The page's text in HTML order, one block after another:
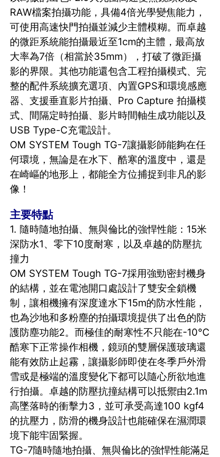
RAW檔案拍攝功能，具備4倍光學變焦能力，
可使用高速快門拍攝並減少主體模糊。而卓越
的微距系統能拍攝最近至1cm的主體，最高放
大率為7倍（相當於35mm），打破了微距攝
影的界限。其他功能還包含工程拍攝模式、完
整的配件系統擴充選項、內置GPS和環境感應
器、支援垂直影片拍攝、Pro Capture 拍攝模
式、間隔定時拍攝、影片時間軸生成功能以及
USB Type-C充電設計。
OM SYSTEM Tough TG-7讓攝影師能夠在任
何環境，無論是在水下、酷寒的溫度中，還是
在崎嶇的地形上，都能全方位捕捉到非凡的影
像！
主要特點
1. 隨時隨地拍攝、無與倫比的強悍性能：15米
深防水1、零下10度耐寒，以及卓越的防壓抗
撞力
OM SYSTEM Tough TG-7採用強勁密封機身
的結構，並在電池開口處設計了雙安全鎖機
制，讓相機擁有深度達水下15m的防水性能，
也為沙地和多粉塵的拍攝環境提供了出色的防
護防塵功能2。而極佳的耐寒性不只能在-10°C
酷寒下正常操作相機，鏡頭的雙層保護玻璃還
能有效防止起霧，讓攝影師即使在冬季戶外滑
雪或是極端的溫度變化下都可以隨心所欲地進
行拍攝。卓越的防壓抗撞結構可以抵禦由2.1m
高墜落時的衝擊力3，並可承受高達100 kgf4
的抗壓力，防滑的機身設計也能確保在濕潤環
境下能牢固緊握。
TG-7隨時隨地拍攝、無與倫比的強悍性能滿足